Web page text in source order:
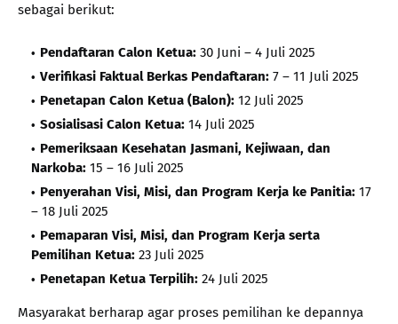
sebagai berikut:
Pendaftaran Calon Ketua: 30 Juni – 4 Juli 2025
Verifikasi Faktual Berkas Pendaftaran: 7 – 11 Juli 2025
Penetapan Calon Ketua (Balon): 12 Juli 2025
Sosialisasi Calon Ketua: 14 Juli 2025
Pemeriksaan Kesehatan Jasmani, Kejiwaan, dan
Narkoba: 15 – 16 Juli 2025
Penyerahan Visi, Misi, dan Program Kerja ke Panitia: 17
– 18 Juli 2025
Pemaparan Visi, Misi, dan Program Kerja serta
Pemilihan Ketua: 23 Juli 2025
Penetapan Ketua Terpilih: 24 Juli 2025
Masyarakat berharap agar proses pemilihan ke depannya